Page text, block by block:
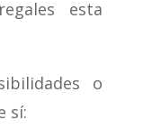
esta
o
sí: